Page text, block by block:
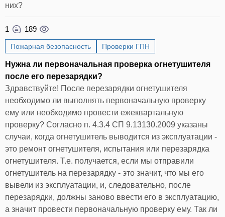
них?
1 189
Пожарная безопасность Проверки ГПН
Нужна ли первоначальная проверка огнетушителя
после его перезарядки?
Здравствуйте! После перезарядки огнетушителя
необходимо ли выполнять первоначальную проверку
ему или необходимо провести ежеквартальную
проверку? Согласно п. 4.3.4 СП 9.13130.2009 указаны
случаи, когда огнетушитель выводится из эксплуатации -
это ремонт огнетушителя, испытания или перезарядка
огнетушителя. Т.е. получается, если мы отправили
огнетушитель на перезарядку - это значит, что мы его
вывели из эксплуатации, и, следовательно, после
перезарядки, должны заново ввести его в эксплуатацию,
а значит провести первоначальную проверку ему. Так ли